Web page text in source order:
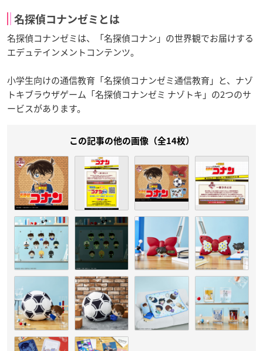
名探偵コナンゼミとは
名探偵コナンゼミは、「名探偵コナン」の世界観でお届けする
エデュテインメントコンテンツ。
小学生向けの通信教育「名探偵コナンゼミ通信教育」と、ナゾ
トキブラウザゲーム「名探偵コナンゼミ ナゾトキ」の2つのサ
ービスがあります。
この記事の他の画像（全14枚）